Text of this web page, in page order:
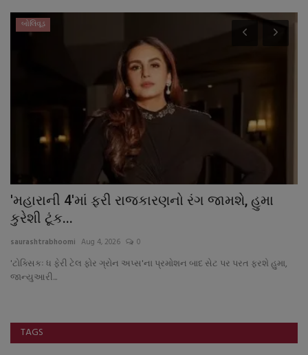
બોલિવૂડ
'મહારાની 4'માં ફરી રાજકારણનો રંગ જામશે, હુમા
કુરેશી ટૂંક...
saurashtrabhoomi Aug 4, 2026 0
'ટોક્સિકઃ ધ ફેરી ટેલ ફોર ગ્રોન અપ્સ'ના પ્રમોશન બાદ સેટ પર પરત ફરશે હુમા,
જાન્યુઆરી...
TAGS